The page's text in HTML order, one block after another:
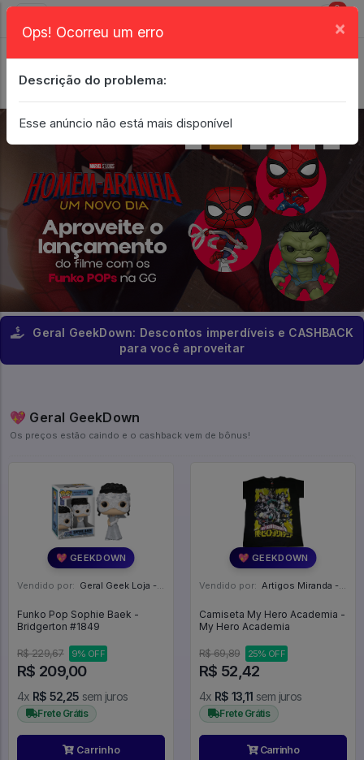
0
Geral GeekDown: Descontos imperdíveis e CASHBACK
para você aproveitar
💖 Geral GeekDown
Os preços estão caindo e o cashback vem de bônus!
💖 GEEKDOWN
Vendido por: Geral Geek Loja - SP
Funko Pop Sophie Baek -
Bridgerton #1849
R$ 229,67 9% OFF
R$ 209,00
4x R$ 52,25 sem juros
Frete Grátis
Carrinho
💖 GEEKDOWN
Vendido por: Artigos Miranda - RJ
Camiseta My Hero Academia -
My Hero Academia
R$ 69,89 25% OFF
R$ 52,42
4x R$ 13,11 sem juros
Frete Grátis
Carrinho
Ops! Ocorreu um erro ×
Descrição do problema:
Esse anúncio não está mais disponível